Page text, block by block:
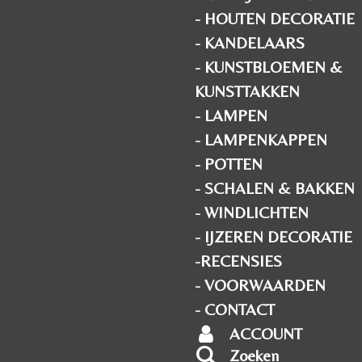
- HOUTEN DECORATIE
- KANDELAARS
- KUNSTBLOEMEN &
KUNSTTAKKEN
- LAMPEN
- LAMPENKAPPEN
- POTTEN
- SCHALEN & BAKKEN
- WINDLICHTEN
- IJZEREN DECORATIE
-RECENSIES
- VOORWAARDEN
- CONTACT
ACCOUNT
Zoeken